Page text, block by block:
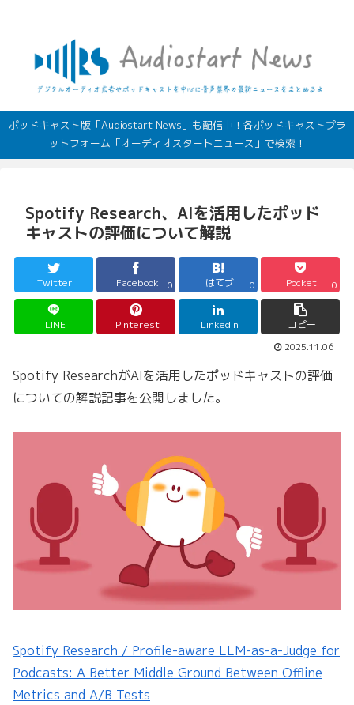
ポッドキャスト版「Audiostart News」も配信中！各ポッドキャストプラ
ットフォーム「オーディオスタートニュース」で検索！
Spotify Research、AIを活用したポッド
キャストの評価について解説
Twitter Facebook 0 はてブ 0 Pocket 0
LINE Pinterest LinkedIn コピー
2025.11.06
Spotify ResearchがAIを活用したポッドキャストの評価
についての解説記事を公開しました。
Spotify Research / Profile-aware LLM-as-a-Judge for
Podcasts: A Better Middle Ground Between Offline
Metrics and A/B Tests